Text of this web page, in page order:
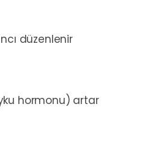
düzenlenir
hormonu) artar